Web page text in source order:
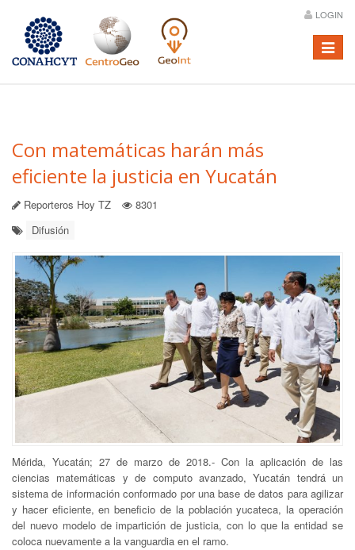
LOGIN
Menú
Con matemáticas harán más
eficiente la justicia en Yucatán
Reporteros Hoy TZ
8301
Difusión
Mérida, Yucatán; 27 de marzo de 2018.- Con la aplicación de las
ciencias matemáticas y de computo avanzado, Yucatán tendrá un
sistema de información conformado por una base de datos para agilizar
y hacer eficiente, en beneficio de la población yucateca, la operación
del nuevo modelo de impartición de justicia, con lo que la entidad se
coloca nuevamente a la vanguardia en el ramo.